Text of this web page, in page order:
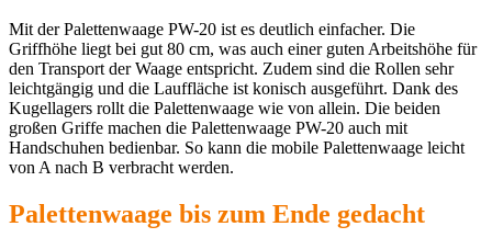
Mit der Palettenwaage PW-20 ist es deutlich einfacher. Die
Griffhöhe liegt bei gut 80 cm, was auch einer guten Arbeitshöhe für
den Transport der Waage entspricht. Zudem sind die Rollen sehr
leichtgängig und die Lauffläche ist konisch ausgeführt. Dank des
Kugellagers rollt die Palettenwaage wie von allein. Die beiden
großen Griffe machen die Palettenwaage PW-20 auch mit
Handschuhen bedienbar. So kann die mobile Palettenwaage leicht
von A nach B verbracht werden.
Palettenwaage bis zum Ende gedacht